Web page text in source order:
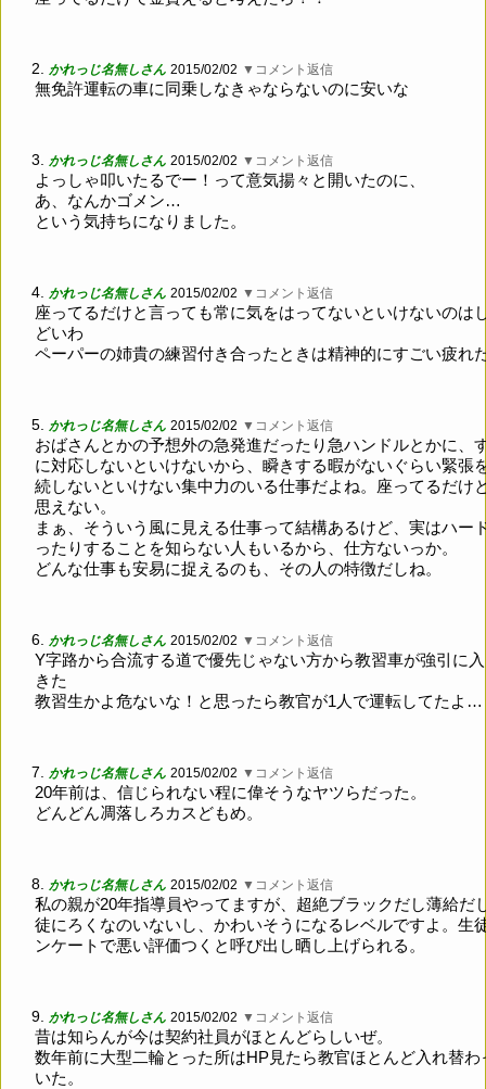
2. かれっじ名無しさん 2015/02/02 ▼コメント返信
無免許運転の車に同乗しなきゃならないのに安いな
3. かれっじ名無しさん 2015/02/02 ▼コメント返信
よっしゃ叩いたるでー！って意気揚々と開いたのに、
あ、なんかゴメン…
という気持ちになりました。
4. かれっじ名無しさん 2015/02/02 ▼コメント返信
座ってるだけと言っても常に気をはってないといけないのは
どいわ
ペーパーの姉貴の練習付き合ったときは精神的にすごい疲れ
5. かれっじ名無しさん 2015/02/02 ▼コメント返信
おばさんとかの予想外の急発進だったり急ハンドルとかに、
に対応しないといけないから、瞬きする暇がないぐらい緊張
続しないといけない集中力のいる仕事だよね。座ってるだけ
思えない。
まぁ、そういう風に見える仕事って結構あるけど、実はハー
ったりすることを知らない人もいるから、仕方ないっか。
どんな仕事も安易に捉えるのも、その人の特徴だしね。
6. かれっじ名無しさん 2015/02/02 ▼コメント返信
Y字路から合流する道で優先じゃない方から教習車が強引に
きた
教習生かよ危ないな！と思ったら教官が1人で運転してたよ…
7. かれっじ名無しさん 2015/02/02 ▼コメント返信
20年前は、信じられない程に偉そうなヤツらだった。
どんどん凋落しろカスどもめ。
8. かれっじ名無しさん 2015/02/02 ▼コメント返信
私の親が20年指導員やってますが、超絶ブラックだし薄給だ
徒にろくなのいないし、かわいそうになるレベルですよ。生
ンケートで悪い評価つくと呼び出し晒し上げられる。
9. かれっじ名無しさん 2015/02/02 ▼コメント返信
昔は知らんが今は契約社員がほとんどらしいぜ。
数年前に大型二輪とった所はHP見たら教官ほとんど入れ替わ
いた。